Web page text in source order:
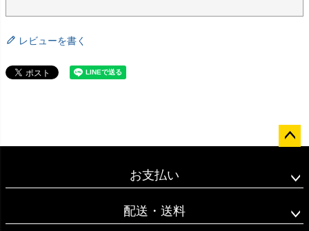
レビューを書く
ップ
お支払い
配送・送料